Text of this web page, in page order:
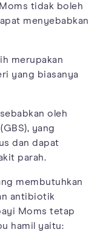
tidak boleh
menyebabkan
merupakan
yang biasanya
oleh
yang
dan dapat
parah.
membutuhkan
antibiotik
Moms tetap
hamil yaitu: